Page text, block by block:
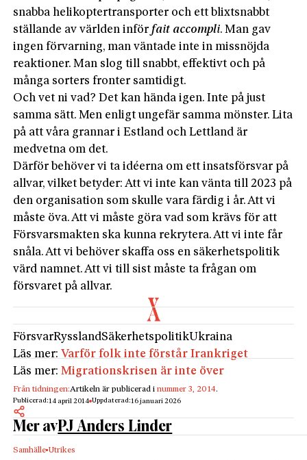
snabba helikoptertransporter och ett blixtsnabbt
ställande av världen införfait accompli. Man gav
ingen förvarning, man väntade inte in missnöjda
reaktioner. Man slog till snabbt, effektivt och på
många sorters fronter samtidigt.
Och vet ni vad? Det kan hända igen. Inte på just
samma sätt. Men enligt ungefär samma mönster. Lita
på att våra grannar i Estland och Lettland är
medvetna om det.
Därför behöver vi ta idéerna om ett insatsförsvar på
allvar, vilket betyder: Att vi inte kan vänta till 2023 på
den organisation som skulle vara färdig i år. Att vi
måste öva. Att vi måste göra vad som krävs för att
Försvarsmakten ska kunna rekrytera. Att vi inte får
snåla. Att vi behöver skaffa oss en säkerhetspolitik
värd namnet. Att vi till sist måste ta frågan om
försvaret på allvar.
FörsvarRysslandSäkerhetspolitikUkraina
Läs mer: Varför folk inte förstår Irankriget
Läs mer:Migrationskrisen är inte över
Från tidningen:Artikeln är publicerad inummer 3, 2014.
Publicerad:14 april 2014 Uppdaterad:16 januari 2026
Mer avPJ Anders Linder
Samhälle Utrikes